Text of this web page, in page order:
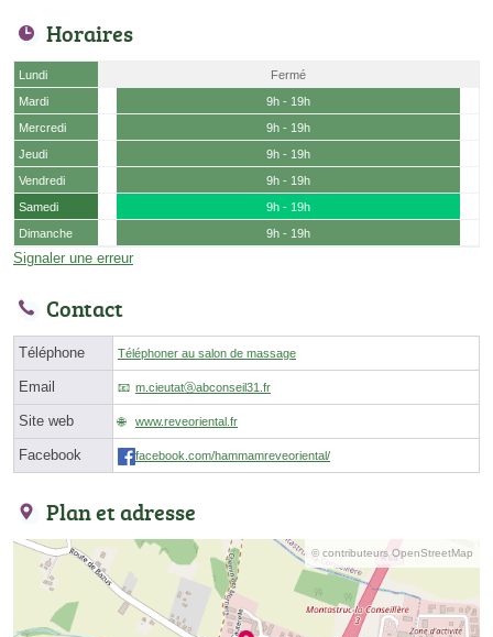
Horaires
Lundi
Fermé
Mardi
9h - 19h
Mercredi
9h - 19h
Jeudi
9h - 19h
Vendredi
9h - 19h
Samedi
9h - 19h
Dimanche
9h - 19h
Signaler une erreur
Contact
Téléphone Téléphoner au salon de massage
Email m.cieutatⓐabconseil31.fr
Site web www.reveoriental.fr
Facebook facebook.com/hammamreveoriental/
Plan et adresse
© contributeurs OpenStreetMap